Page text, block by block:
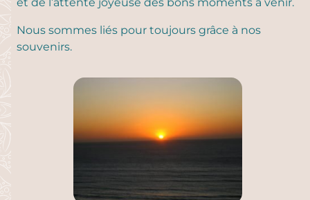
Nous sommes liés pour toujours grâce à nos
souvenirs.